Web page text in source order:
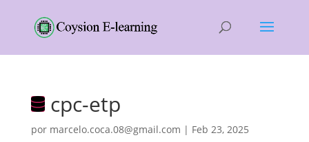
cpc-etp
por marcelo.coca.08@gmail.com | Feb 23, 2025